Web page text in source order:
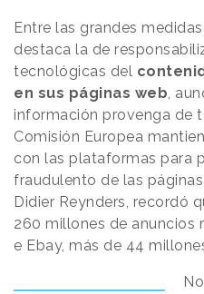
Entre las grandes
destaca la de
tecnológicas del
en sus páginas web,
información provenga de
Comisión Europea
con las plataformas para
fraudulento de las
Didier Reynders, recordó
260 millones de anuncios
e Ebay, más de 44